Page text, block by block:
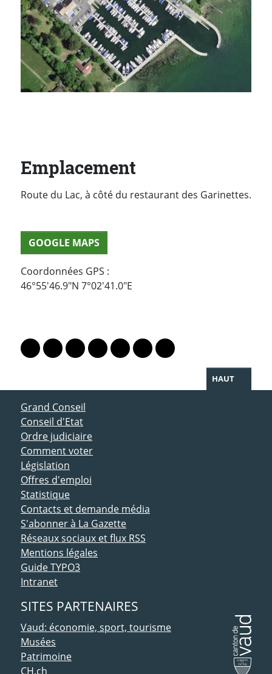
Emplacement
Route du Lac, à côté du restaurant des Garinettes.
GOOGLE MAPS
Coordonnées GPS :
46°55'46.9"N 7°02'41.0"E
Lien vers le profil Mastodon
Lien vers le profil Bluesky
Lien vers le profil Instagram
Lien vers le profil Linkedin
Lien vers le profil Facebook
Lien vers le profil Twitter
Partager par WhatsApp
HAUT
ACCÈS DIRECT
Grand Conseil
Conseil d'Etat
Ordre judiciaire
Comment voter
Législation
Offres d'emploi
Statistique
Contacts et demande média
S'abonner à La Gazette
Réseaux sociaux et flux RSS
Mentions légales
Guide TYPO3
Intranet
SITES PARTENAIRES
Vaud: économie, sport, tourisme
Musées
Patrimoine
CH.ch